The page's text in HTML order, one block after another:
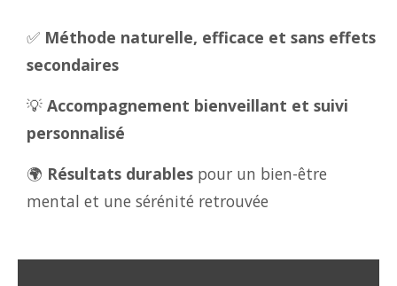
✅ Méthode naturelle, efficace et sans effets
secondaires
💡 Accompagnement bienveillant et suivi
personnalisé
🌍 Résultats durables pour un bien-être
mental et une sérénité retrouvée